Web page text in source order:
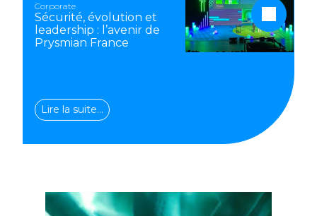
Corporate
Sécurité, évolution et
leadership : l’avenir de
Prysmian France
Lire la suite…